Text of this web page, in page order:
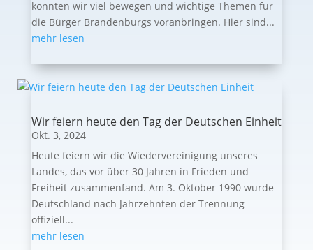
konnten wir viel bewegen und wichtige Themen für
die Bürger Brandenburgs voranbringen. Hier sind...
mehr lesen
Wir feiern heute den Tag der Deutschen Einheit
Okt. 3, 2024
Heute feiern wir die Wiedervereinigung unseres
Landes, das vor über 30 Jahren in Frieden und
Freiheit zusammenfand. Am 3. Oktober 1990 wurde
Deutschland nach Jahrzehnten der Trennung
offiziell...
mehr lesen